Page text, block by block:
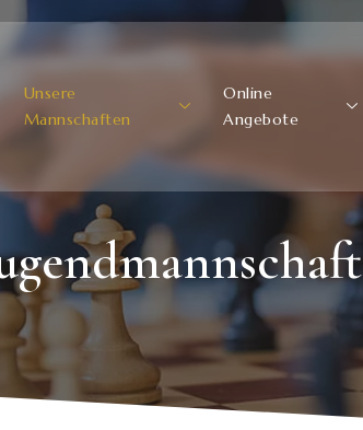
Unsere
Mannschaften
Online
Angebote